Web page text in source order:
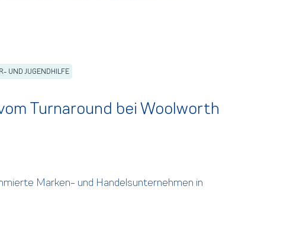
UND JUGENDHILFE
Turnaround bei Woolworth
Marken- und Handelsunternehmen in